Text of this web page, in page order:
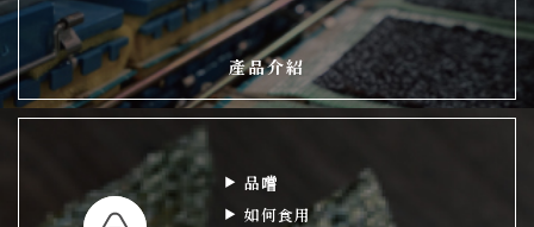
產品介紹
品嚐
如何食用